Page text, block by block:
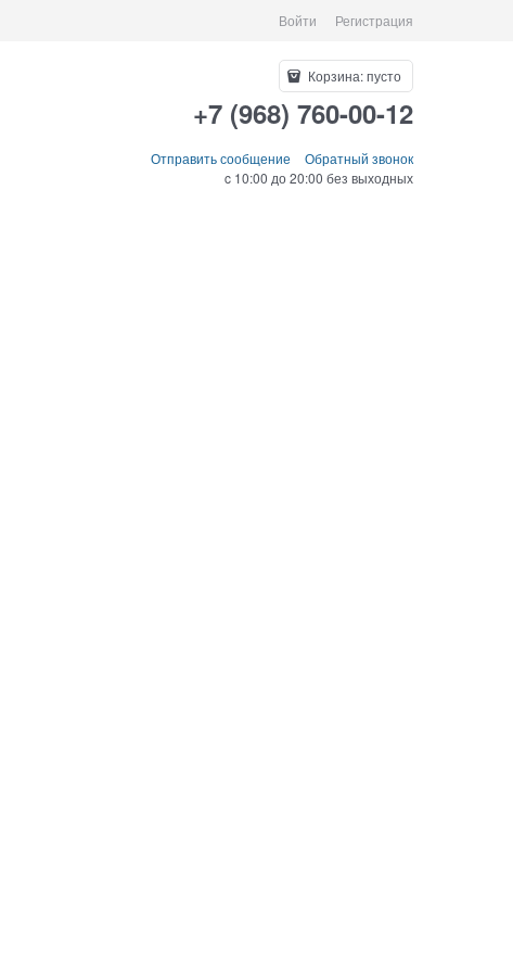
Войти Регистрация
Корзина:пусто
+7 (968) 760-00-12
Отправить сообщение
Обратный звонок
c 10:00 до 20:00 без выходных